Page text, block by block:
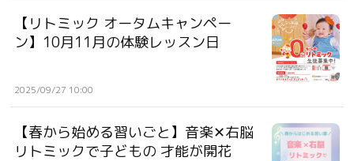
【リトミック オータムキャンペー
ン】10月11月の体験レッスン日
2025/09/27 10:00
【春から始める習いごと】音楽✕右脳
リトミックで子どもの 才能が開花